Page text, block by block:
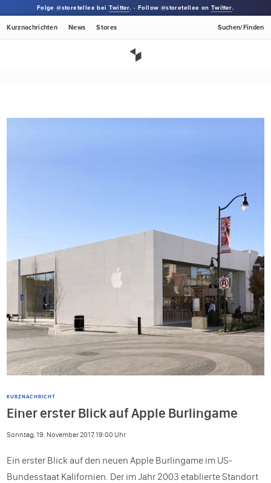
Folge @storetellee beiTwitter. · Follow @storetellee onTwitter.
Kurznachrichten News Stores Suchen/Finden
KURZNACHRICHT
Einer erster Blick auf Apple Burlingame
Sonntag, 19. November 2017, 19:00 Uhr
Ein erster Blick auf den neuen Apple Burlingame im US-
Bundesstaat Kalifornien. Der im Jahr 2003 etablierte Standort